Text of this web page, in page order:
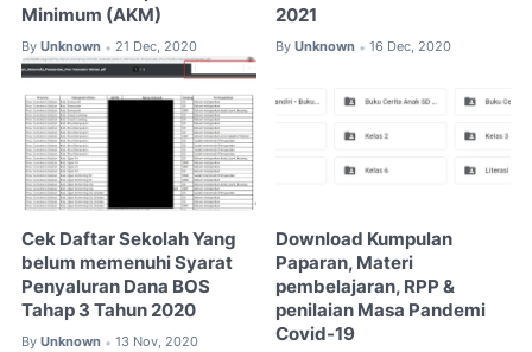
Minimum (AKM)
By Unknown • 21 Dec, 2020
2021
By Unknown • 16 Dec, 2020
Cek Daftar Sekolah Yang
belum memenuhi Syarat
Penyaluran Dana BOS
Tahap 3 Tahun 2020
By Unknown • 13 Nov, 2020
Download Kumpulan
Paparan, Materi
pembelajaran, RPP &
penilaian Masa Pandemi
Covid-19